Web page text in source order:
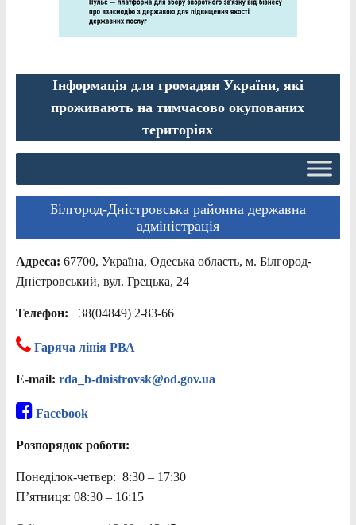
Інформація для громадян України, які
проживають на тимчасово окупованих
територіях
Білгород-Дністровська районна державна
адміністрація
Адреса: 67700, Україна, Одеська область, м. Білгород-
Дністровський, вул. Грецька, 24
Телефон: +38(04849) 2-83-66
Гаряча лінія РВА
E-mail: rda_b-dnistrovsk@od.gov.ua
Facebook
Розпорядок роботи:
Понеділок-четвер: 8:30 – 17:30
П’ятниця: 08:30 – 16:15